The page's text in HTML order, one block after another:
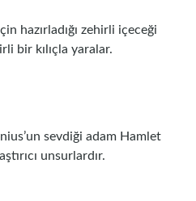
hazırladığı zehirli içeceği
bir kılıçla yaralar.
sevdiği adam Hamlet
unsurlardır.